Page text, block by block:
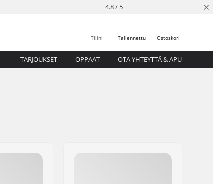
4.8 / 5 ×
Ostoskori
Tallennettu
Tilini
TARJOUKSET OPPAAT OTA YHTEYTTÄ & APU